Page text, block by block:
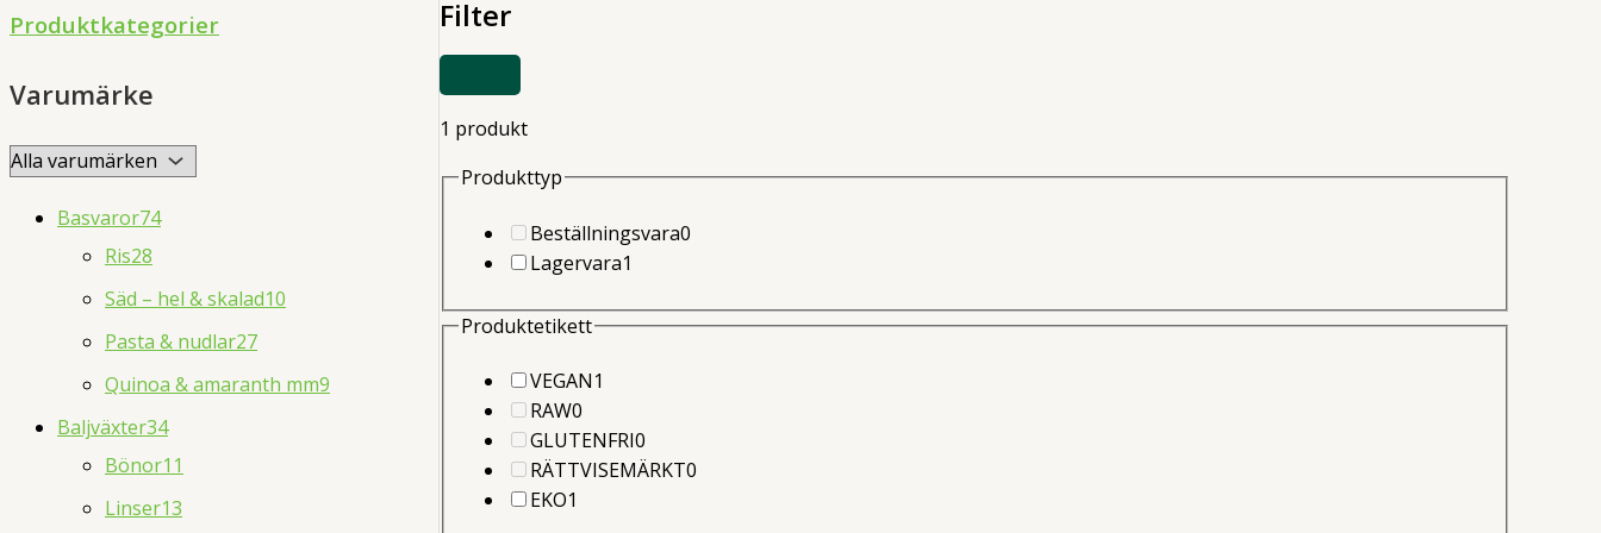
c
s
Produktkategorier
Varumärke
Basvaror74
Ris28
Säd – hel & skalad10
Pasta & nudlar27
Quinoa & amaranth mm9
Baljväxter34
Bönor11
Linser13
Filter
ELLER
FILTER
1 produkt
Produkttyp
Beställningsvara00
Lagervara1
Produktetikett
VEGAN1
RAW00
produkter
GLUTENFRI00
produkter
RÄTTVISEMÄRKT00
EKO1